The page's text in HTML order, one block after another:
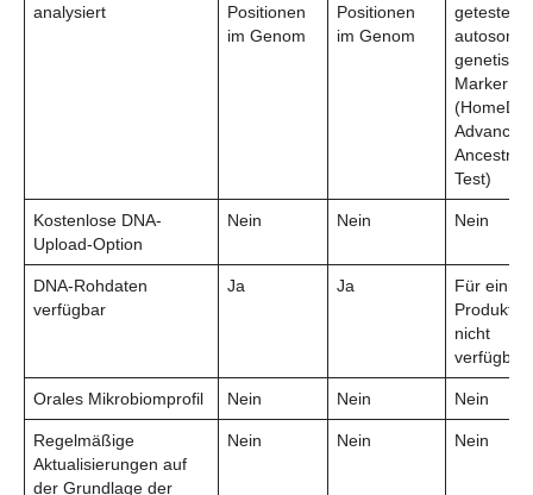
analysiert
Positionen
im Genom
Positionen
im Genom
getestete
Marker
Advanced
Ancestry
Test)
Kostenlose DNA-
Upload-Option
Nein Nein Nein
DNA-Rohdaten
verfügbar
Ja Ja
Für einige
Produkte
nicht
verfügbar
Orales Mikrobiomprofil Nein Nein Nein
Regelmäßige
Aktualisierungen auf
der Grundlage der
Nein Nein Nein